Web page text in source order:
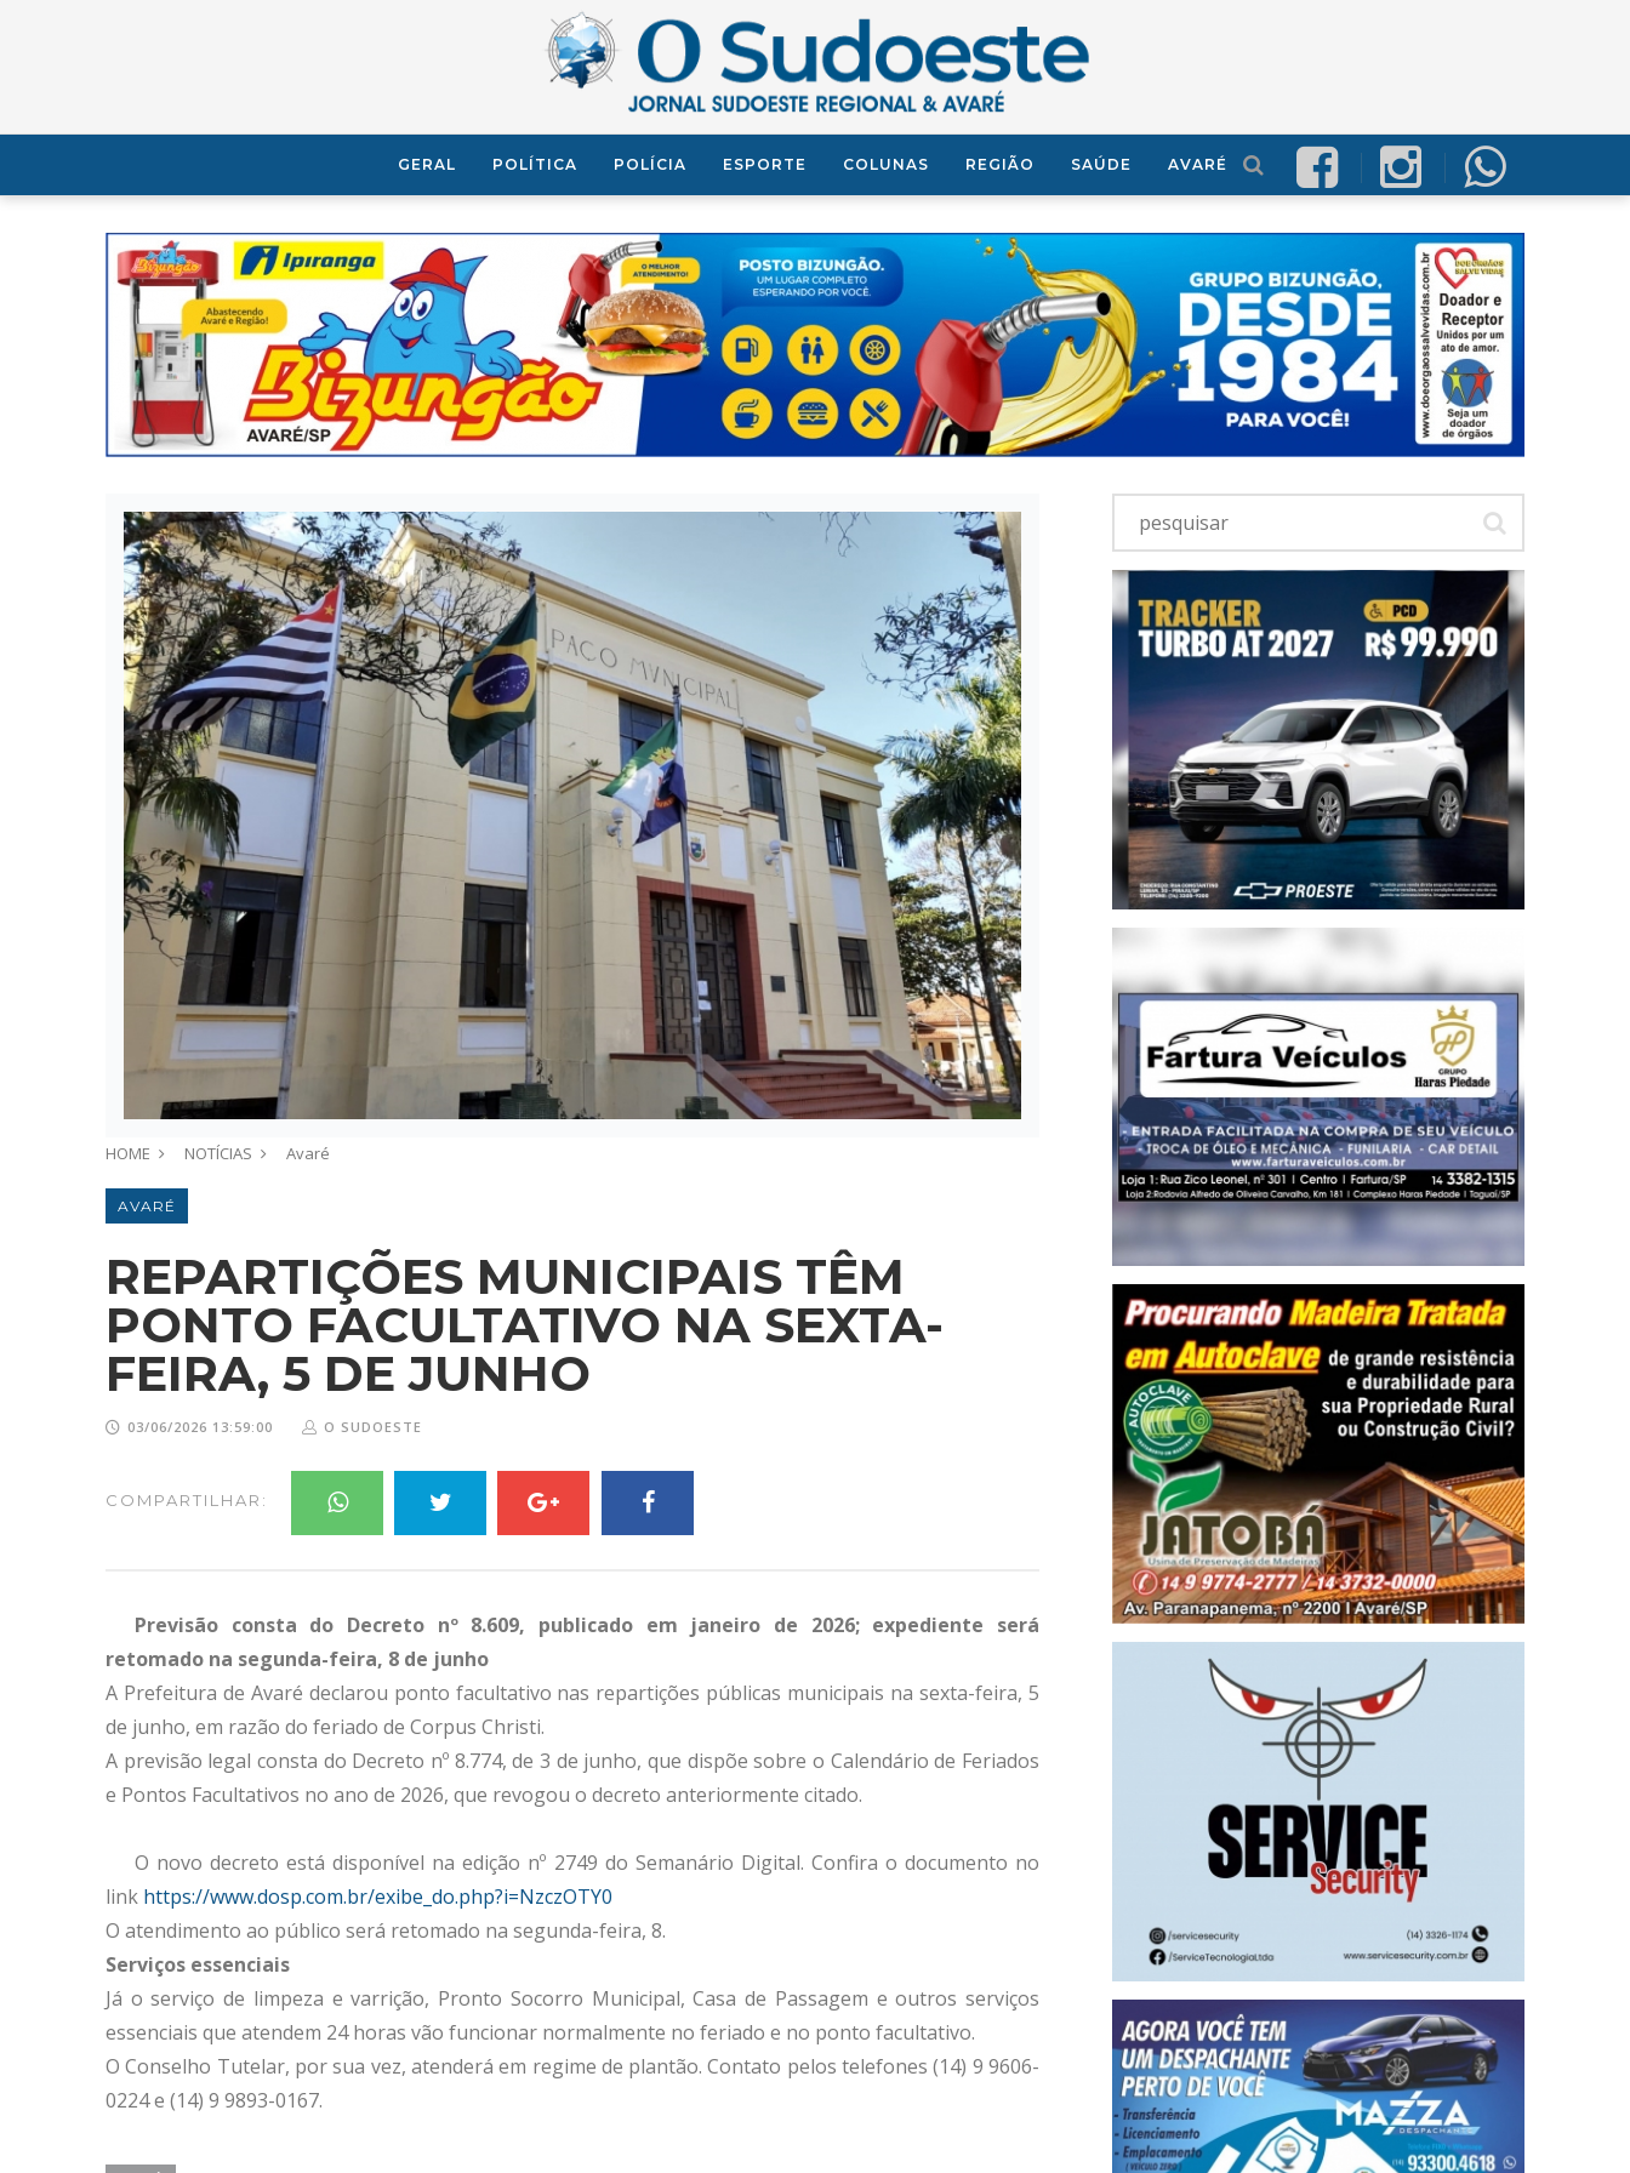
GERAL POLÍTICA POLÍCIA ESPORTE COLUNAS REGIÃO SAÚDE AVARÉ
HOME NOTÍCIAS Avaré
AVARÉ
REPARTIÇÕES MUNICIPAIS TÊM
PONTO FACULTATIVO NA SEXTA-
FEIRA, 5 DE JUNHO
03/06/2026 13:59:00 O SUDOESTE
COMPARTILHAR:
Previsão consta do Decreto nº 8.609, publicado em janeiro de 2026; expediente será
retomado na segunda-feira, 8 de junho
A Prefeitura de Avaré declarou ponto facultativo nas repartições públicas municipais na sexta-feira, 5
de junho, em razão do feriado de Corpus Christi.
A previsão legal consta do Decreto nº 8.774, de 3 de junho, que dispõe sobre o Calendário de Feriados
e Pontos Facultativos no ano de 2026, que revogou o decreto anteriormente citado.
O novo decreto está disponível na edição nº 2749 do Semanário Digital. Confira o documento no
link https://www.dosp.com.br/exibe_do.php?i=NzczOTY0
O atendimento ao público será retomado na segunda-feira, 8.
Serviços essenciais
Já o serviço de limpeza e varrição, Pronto Socorro Municipal, Casa de Passagem e outros serviços
essenciais que atendem 24 horas vão funcionar normalmente no feriado e no ponto facultativo.
O Conselho Tutelar, por sua vez, atenderá em regime de plantão. Contato pelos telefones (14) 9 9606-
0224 e (14) 9 9893-0167.